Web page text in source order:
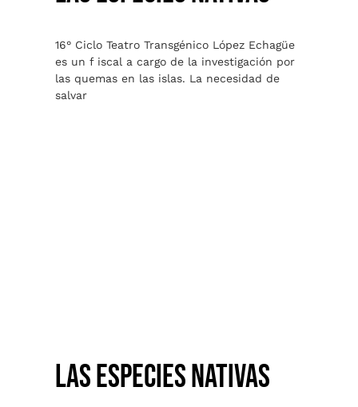
16° Ciclo Teatro Transgénico López Echagüe
es un f iscal a cargo de la investigación por
las quemas en las islas. La necesidad de
salvar
LAS ESPECIES NATIVAS